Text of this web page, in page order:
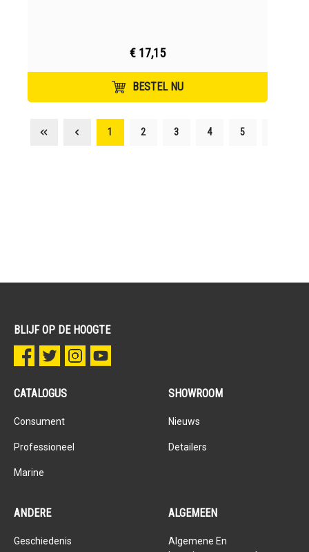
€ 17,15
BESTEL NU
1 2 3 4 5
BLIJF OP DE HOOGTE
CATALOGUS
Consument
Professioneel
Marine
SHOWROOM
Nieuws
Detailers
ANDERE
Geschiedenis
ALGEMEEN
Algemene En